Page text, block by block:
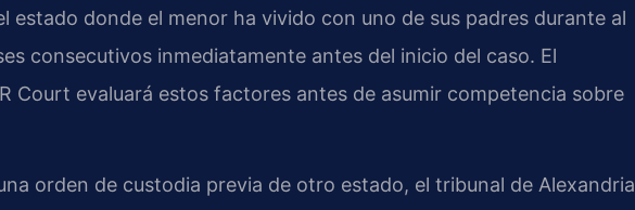
estado donde el menor ha vivido con uno de sus padres durante al
consecutivos inmediatamente antes del inicio del caso. El
Court evaluará estos factores antes de asumir competencia sobre
orden de custodia previa de otro estado, el tribunal de Alexandria